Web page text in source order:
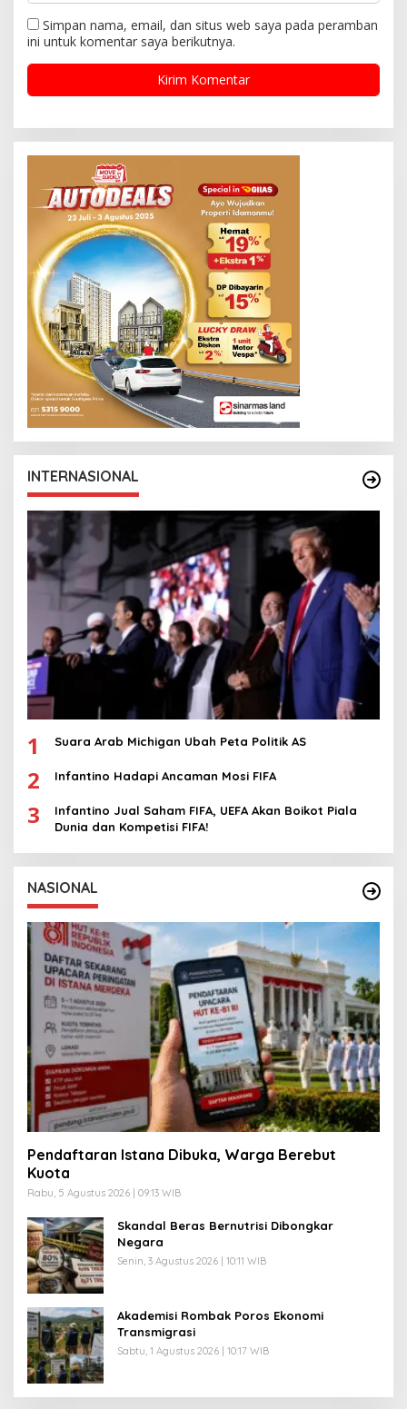
Simpan nama, email, dan situs web saya pada peramban
ini untuk komentar saya berikutnya.
INTERNASIONAL
1 Suara Arab Michigan Ubah Peta Politik AS
2 Infantino Hadapi Ancaman Mosi FIFA
3
Infantino Jual Saham FIFA, UEFA Akan Boikot Piala
Dunia dan Kompetisi FIFA!
NASIONAL
Pendaftaran Istana Dibuka, Warga Berebut
Kuota
Rabu, 5 Agustus 2026 | 09:13 WIB
Skandal Beras Bernutrisi Dibongkar
Negara
Senin, 3 Agustus 2026 | 10:11 WIB
Akademisi Rombak Poros Ekonomi
Transmigrasi
Sabtu, 1 Agustus 2026 | 10:17 WIB